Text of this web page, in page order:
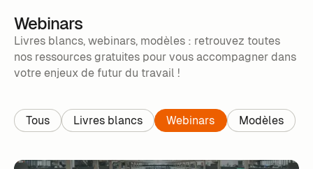
Webinars
Livres blancs, webinars, modèles : retrouvez toutes
nos ressources gratuites pour vous accompagner dans
votre enjeux de futur du travail !
Tous Livres blancs Webinars Modèles